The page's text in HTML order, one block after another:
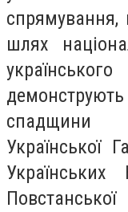
спрямування,
шлях
спадщини
Української
Українських